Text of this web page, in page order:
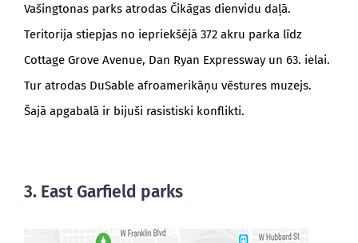
Vašingtonas parks atrodas Čikāgas dienvidu daļā.
Teritorija stiepjas no iepriekšējā 372 akru parka līdz
Cottage Grove Avenue, Dan Ryan Expressway un 63. ielai.
Tur atrodas DuSable afroamerikāņu vēstures muzejs.
Šajā apgabalā ir bijuši rasistiski konflikti.
3. East Garfield parks